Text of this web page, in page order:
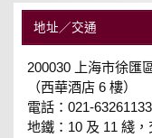
地址／交通
200030 上海市徐匯
（西華酒店 6 樓）
電話：021-63261133
地鐵：10 及 11 綫